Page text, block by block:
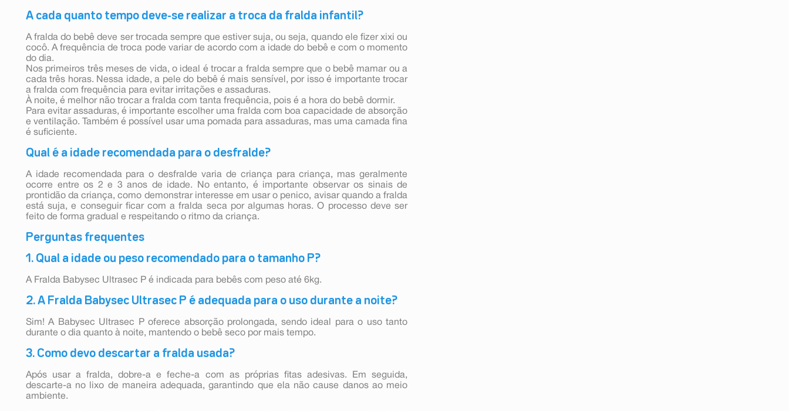
A cada quanto tempo deve-se realizar a troca da fralda infantil?
A fralda do bebê deve ser trocada sempre que estiver suja, ou seja, quando ele fizer xixi ou
cocô. A frequência de troca pode variar de acordo com a idade do bebê e com o momento
do dia.
Nos primeiros três meses de vida, o ideal é trocar a fralda sempre que o bebê mamar ou a
cada três horas. Nessa idade, a pele do bebê é mais sensível, por isso é importante trocar
a fralda com frequência para evitar irritações e assaduras.
À noite, é melhor não trocar a fralda com tanta frequência, pois é a hora do bebê dormir.
Para evitar assaduras, é importante escolher uma fralda com boa capacidade de absorção
e ventilação. Também é possível usar uma pomada para assaduras, mas uma camada fina
é suficiente.
Qual é a idade recomendada para o desfralde?
A idade recomendada para o desfralde varia de criança para criança, mas geralmente
ocorre entre os 2 e 3 anos de idade. No entanto, é importante observar os sinais de
prontidão da criança, como demonstrar interesse em usar o penico, avisar quando a fralda
está suja, e conseguir ficar com a fralda seca por algumas horas. O processo deve ser
feito de forma gradual e respeitando o ritmo da criança.
Perguntas frequentes
1. Qual a idade ou peso recomendado para o tamanho P?
A Fralda Babysec Ultrasec P é indicada para bebês com peso até 6kg.
2. A Fralda Babysec Ultrasec P é adequada para o uso durante a noite?
Sim! A Babysec Ultrasec P oferece absorção prolongada, sendo ideal para o uso tanto
durante o dia quanto à noite, mantendo o bebê seco por mais tempo.
3. Como devo descartar a fralda usada?
Após usar a fralda, dobre-a e feche-a com as próprias fitas adesivas. Em seguida,
descarte-a no lixo de maneira adequada, garantindo que ela não cause danos ao meio
ambiente.